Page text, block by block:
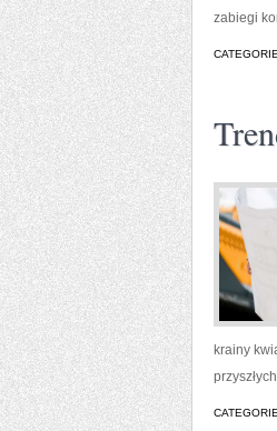
zabiegi
krainy